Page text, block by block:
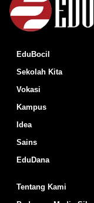
EduBocil
Sekolah Kita
Vokasi
Kampus
Idea
Sains
EduDana
Tentang Kami